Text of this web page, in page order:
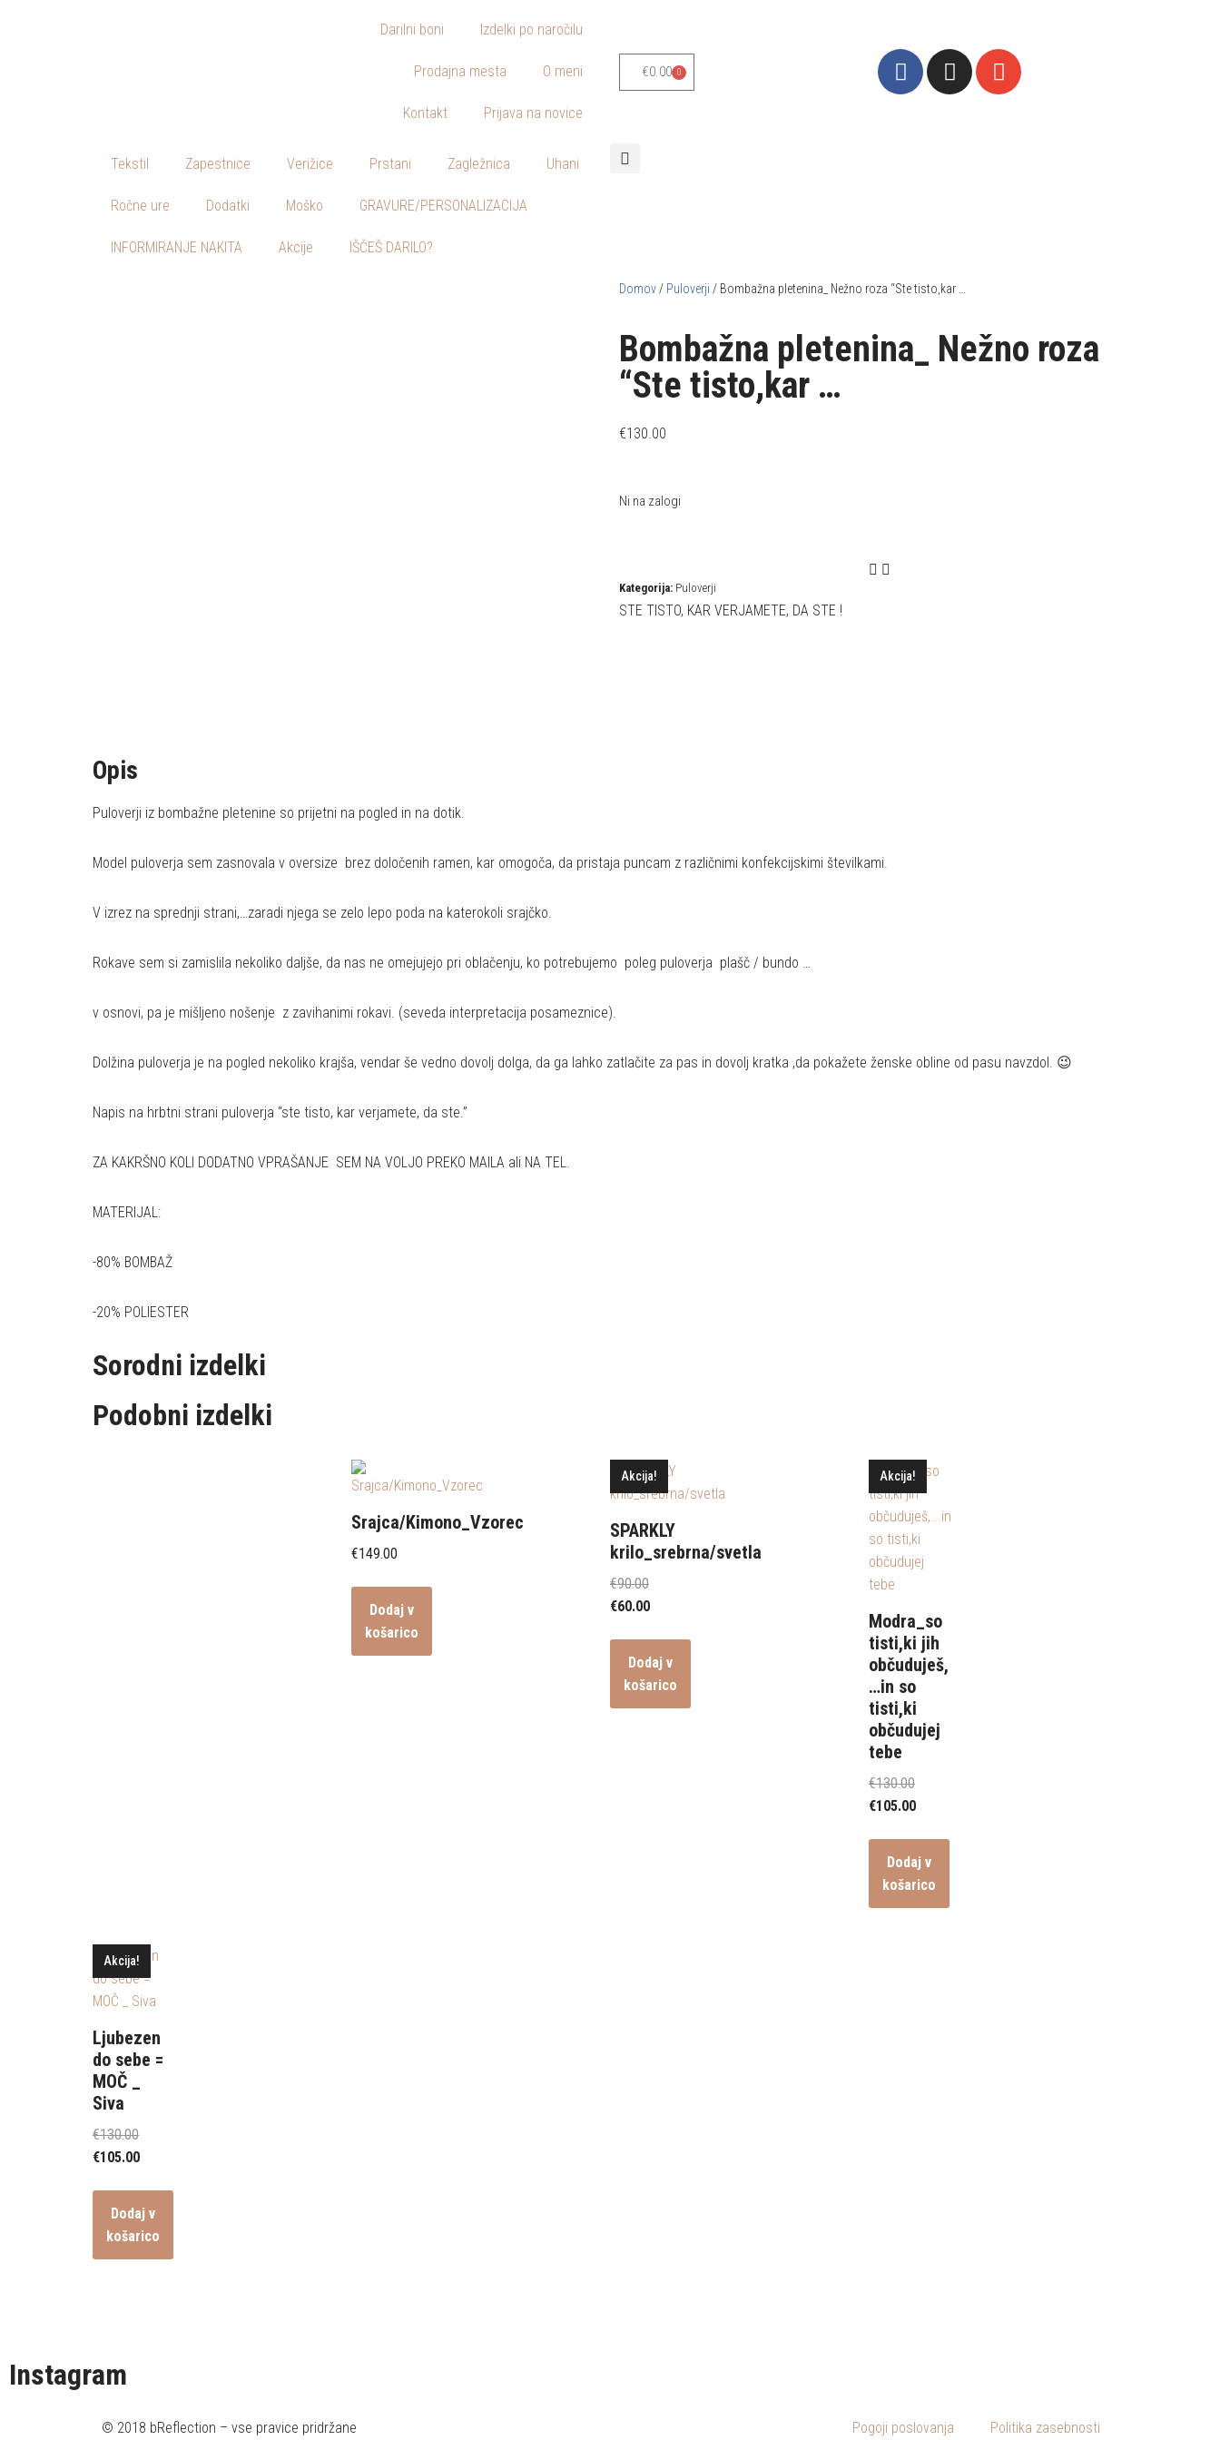
Darilni boni Izdelki po naročilu
Prodajna mesta O meni
Kontakt Prijava na novice
€0.00 0
Tekstil Zapestnice Verižice Prstani Zagležnica Uhani
Ročne ure Dodatki Moško GRAVURE/PERSONALIZACIJA
INFORMIRANJE NAKITA Akcije IŠČEŠ DARILO?
Domov / Puloverji / Bombažna pletenina_ Nežno roza “Ste tisto,kar …
Bombažna pletenina_ Nežno roza
“Ste tisto,kar …
€130.00
Ni na zalogi
Kategorija: Puloverji
STE TISTO, KAR VERJAMETE, DA STE !
Opis
Puloverji iz bombažne pletenine so prijetni na pogled in na dotik.
Model puloverja sem zasnovala v oversize brez določenih ramen, kar omogoča, da pristaja puncam z različnimi konfekcijskimi številkami.
V izrez na sprednji strani,…zaradi njega se zelo lepo poda na katerokoli srajčko.
Rokave sem si zamislila nekoliko daljše, da nas ne omejujejo pri oblačenju, ko potrebujemo poleg puloverja plašč / bundo …
v osnovi, pa je mišljeno nošenje z zavihanimi rokavi. (seveda interpretacija posameznice).
Dolžina puloverja je na pogled nekoliko krajša, vendar še vedno dovolj dolga, da ga lahko zatlačite za pas in dovolj kratka ,da pokažete ženske obline od pasu navzdol. 😉
Napis na hrbtni strani puloverja “ste tisto, kar verjamete, da ste.”
ZA KAKRŠNO KOLI DODATNO VPRAŠANJE SEM NA VOLJO PREKO MAILA ali NA TEL.
MATERIJAL:
-80% BOMBAŽ
-20% POLIESTER
Sorodni izdelki
Podobni izdelki
Srajca/Kimono_Vzorec
€149.00
Dodaj v
košarico
Akcija!
SPARKLY
krilo_srebrna/svetla
€90.00
€60.00
Dodaj v
košarico
Akcija!
Modra_so
tisti,ki jih
občuduješ,
…in so
tisti,ki
občudujej
tebe
€130.00
€105.00
Dodaj v
košarico
Akcija!
Ljubezen
do sebe =
MOČ _
Siva
€130.00
€105.00
Dodaj v
košarico
Instagram
© 2018 bReflection – vse pravice pridržane Pogoji poslovanja Politika zasebnosti